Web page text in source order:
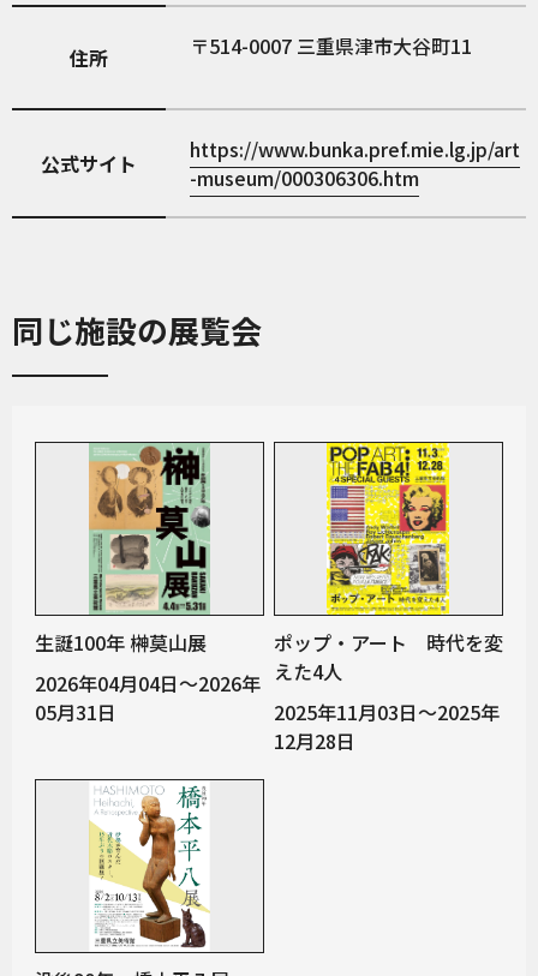
住所 514-0007 三重県津市大谷町11
公式サイト
https://www.bunka.pref.mie.lg.jp/art
-museum/000306306.htm
同じ施設の展覧会
生誕100年 榊󠄀莫山展
2026年04月04日～2026年
05月31日
ポップ・アート 時代を変
えた4人
2025年11月03日～2025年
12月28日